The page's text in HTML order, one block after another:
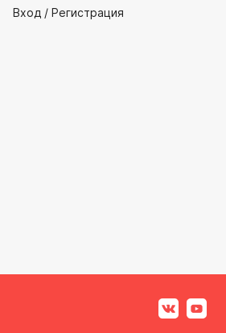
Вход / Регистрация